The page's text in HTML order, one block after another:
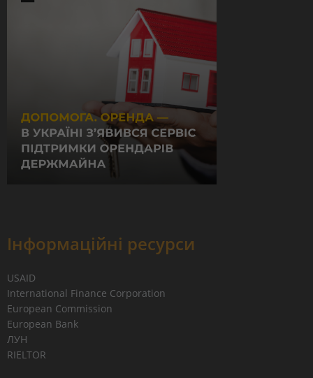
Інформаційні ресурси
USAID
International Finance Corporation
European Commission
European Bank
ЛУН
RIELTOR